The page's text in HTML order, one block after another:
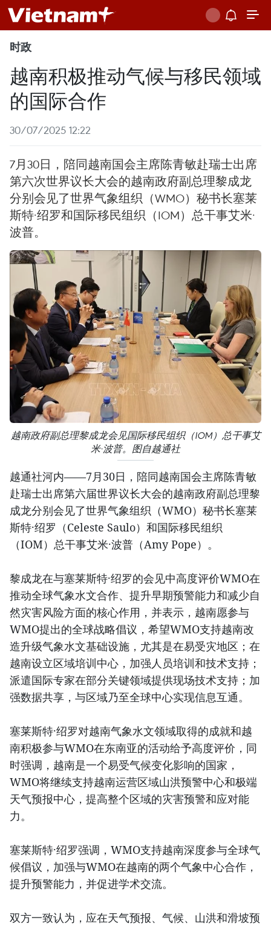
时政
越南积极推动气候与移民领域
的国际合作
30/07/2025 12:22
7月30日，陪同越南国会主席陈青敏赴瑞士出席
第六次世界议长大会的越南政府副总理黎成龙
分别会见了世界气象组织（WMO）秘书长塞莱
斯特·绍罗和国际移民组织（IOM）总干事艾米·
波普。
越南政府副总理黎成龙会见国际移民组织（IOM）总干事艾
米·波普。图自越通社
越通社河内——7月30日，陪同越南国会主席陈青敏
赴瑞士出席第六届世界议长大会的越南政府副总理黎
成龙分别会见了世界气象组织（WMO）秘书长塞莱
斯特·绍罗（Celeste Saulo）和国际移民组织
（IOM）总干事艾米·波普（Amy Pope）。
黎成龙在与塞莱斯特·绍罗的会见中高度评价WMO在
推动全球气象水文合作、提升早期预警能力和减少自
然灾害风险方面的核心作用，并表示，越南愿参与
WMO提出的全球战略倡议，希望WMO支持越南改
造升级气象水文基础设施，尤其是在易受灾地区；在
越南设立区域培训中心，加强人员培训和技术支持；
派遣国际专家在部分关键领域提供现场技术支持；加
强数据共享，与区域乃至全球中心实现信息互通。
塞莱斯特·绍罗对越南气象水文领域取得的成就和越
南积极参与WMO在东南亚的活动给予高度评价，同
时强调，越南是一个易受气候变化影响的国家，
WMO将继续支持越南运营区域山洪预警中心和极端
天气预报中心，提高整个区域的灾害预警和应对能
力。
塞莱斯特·绍罗强调，WMO支持越南深度参与全球气
候倡议，加强与WMO在越南的两个气象中心合作，
提升预警能力，并促进学术交流。
双方一致认为，应在天气预报、气候、山洪和滑坡预